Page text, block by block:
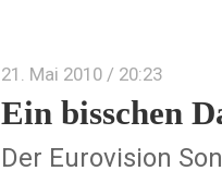
21. Mai 2010 / 20:23
Ein bisschen
Der Eurovision